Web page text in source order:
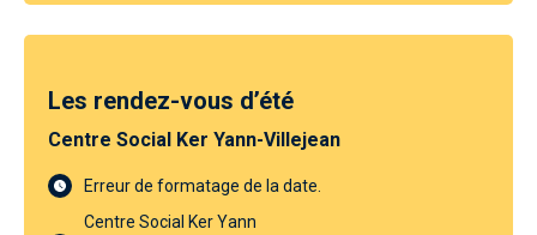
Les rendez-vous d’été
Centre Social Ker Yann-Villejean
Erreur de formatage de la date.
Centre Social Ker Yann